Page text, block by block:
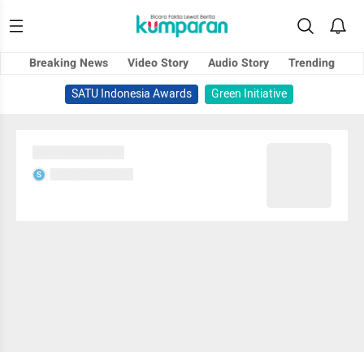
Breaking News Video Story Audio Story
Trending
SATU Indonesia Awards
Green Initiative
S